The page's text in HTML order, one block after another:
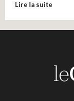
Lire la suite